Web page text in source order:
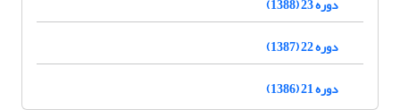
دوره 22 (1387)
دوره 21 (1386)